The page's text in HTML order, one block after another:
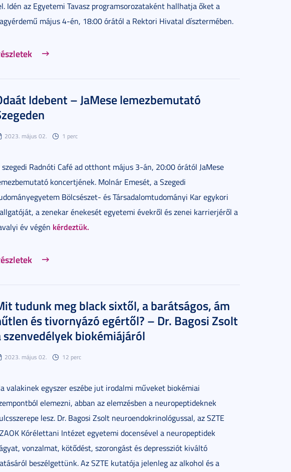
Idén az Egyetemi Tavasz programsorozataként hallhatja őket a
május 4-én, 18:00 órától a Rektori Hivatal dísztermében.
Idebent – JaMese lemezbemutató
2023. május 02. 1 perc
szegedi Radnóti Café ad otthont május 3-án, 20:00 órától JaMese
koncertjének. Molnár Emesét, a Szegedi
Bölcsészet- és Társadalomtudományi Kar egykori
a zenekar énekesét egyetemi évekről és zenei karrierjéről a
év végén kérdeztük.
tudunk meg black sixtől, a barátságos, ám
és tivornyázó egértől? – Dr. Bagosi Zsolt
szenvedélyek biokémiájáról
2023. május 02. 12 perc
valakinek egyszer eszébe jut irodalmi műveket biokémiai
elemezni, abban az elemzésben a neuropeptideknek
lesz.Dr. Bagosi Zsolt neuroendokrinológussal, az SZTE
Kórélettani Intézet egyetemi docensével a neuropeptidek
vonzalmat, kötődést, szorongást és depressziót kiváltó
beszélgettünk. Az SZTE kutatója jelenleg az alkohol és a